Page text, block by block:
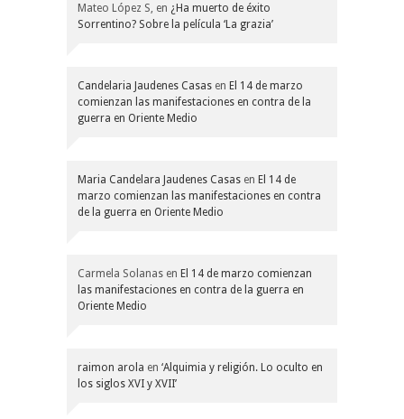
Mateo López S, en ¿Ha muerto de éxito
Sorrentino? Sobre la película ‘La grazia’
Candelaria Jaudenes Casas en El 14 de marzo
comienzan las manifestaciones en contra de la
guerra en Oriente Medio
Maria Candelara Jaudenes Casas en El 14 de
marzo comienzan las manifestaciones en contra
de la guerra en Oriente Medio
Carmela Solanas en El 14 de marzo comienzan
las manifestaciones en contra de la guerra en
Oriente Medio
raimon arola en ‘Alquimia y religión. Lo oculto en
los siglos XVI y XVII’